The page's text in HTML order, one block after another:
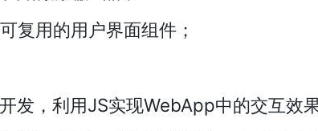
复用的用户界面组件；
发，利用JS实现WebApp中的交互效果